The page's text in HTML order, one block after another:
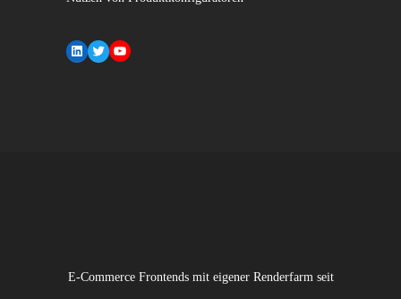
LinkedIn
TwitterYouTube
E-Commerce Frontends mit eigener Renderfarm seit